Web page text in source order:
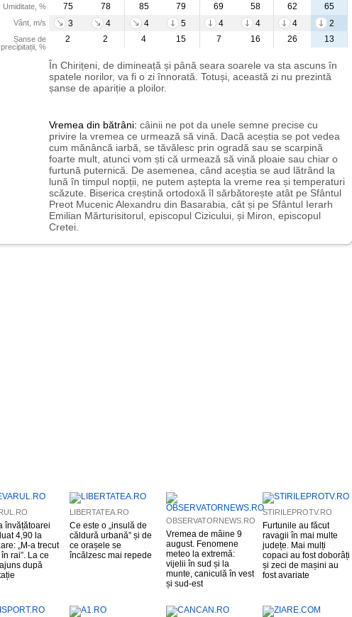
Umiditate, %
Vânt, m/s
Șanse de
precipitații, %
75
78 85 79 69 58 62
65
3
4 4 5 4 4 4
2
2
2 4 15 7 16 26 13
În Chirițeni, de dimineață și până seara soarele va sta ascuns în
spatele norilor, va fi o zi înnorată. Totuși, această zi nu prezintă
șanse de apariție a ploilor.
Vremea din bătrâni: câinii ne pot da unele semne precise cu
privire la vremea ce urmează să vină. Dacă aceștia se pot vedea
cum mănâncă iarbă, se tăvălesc prin ogradă sau se scarpină
foarte mult, atunci vom ști că urmează să vină ploaie sau chiar o
furtună puternică. De asemenea, când aceștia se aud lătrând la
lună în timpul nopții, ne putem aștepta la vreme rea și temperaturi
scăzute. Biserica creștină ortodoxă îl sărbătorește atât pe Sfântul
Preot Mucenic Alexandru din Basarabia, cât și pe Sfântul Ierarh
Emilian Mărturisitorul, episcopul Cizicului, și Miron, episcopul
Cretei.
învățătoarei
4,90 la
„M-a trecut
rai”. La ce
după
LIBERTATEA.RO
Ce este o „insulă de
căldură urbană” și de
ce orașele se
încălzesc mai repede
OBSERVATORNEWS.RO
Vremea de mâine 9
august. Fenomene
meteo la extremă:
vijelii în sud și la
munte, caniculă în vest
și sud-est
STIRILEPROTV.RO
Furtunile au făcut
ravagii în mai multe
județe. Mai mulți
copaci au fost doborâți
și zeci de mașini au
fost avariate